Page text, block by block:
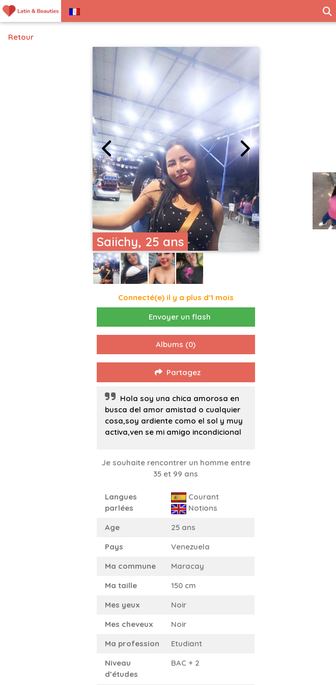
Retour
Saiichy, 25 ans
Connecté(e) il y a plus d'1 mois
Envoyer un flash
Albums (0)
Partagez
Hola soy una chica amorosa en
busca del amor amistad o cualquier
cosa,soy ardiente como el sol y muy
activa,ven se mi amigo incondicional
Je souhaite rencontrer un homme entre
35 et 99 ans
Langues
parlées
Courant
Notions
Age
25 ans
Pays
Venezuela
Ma commune
Maracay
Ma taille
150 cm
Mes yeux
Noir
Mes cheveux
Noir
Ma profession
Etudiant
Niveau
d’études
BAC + 2